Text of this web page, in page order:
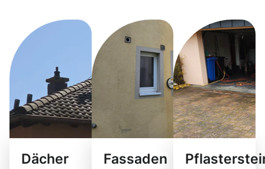
Dächer
Fassaden